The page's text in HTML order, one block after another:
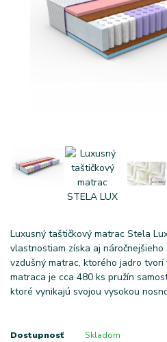
Luxusný taštičkový matrac Stela
vlastnostiam získa aj náročnejšieho
vzdušný matrac, ktorého jadro
matraca je cca 480 ks pružín
ktoré vynikajú svojou vysokou
Dostupnosť Skladom